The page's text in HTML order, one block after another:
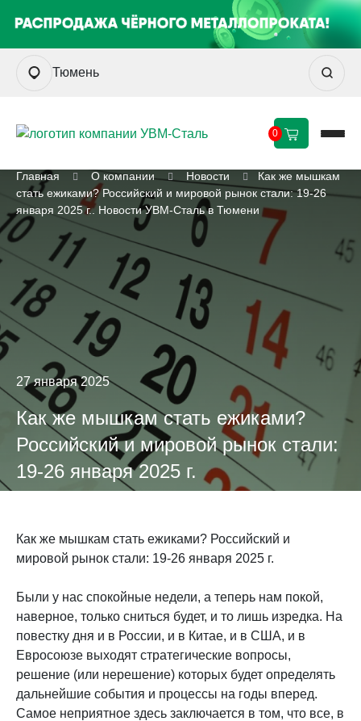
Тюмень
0
Главная О компании Новости
Как же мышкам
стать ежиками? Российский и мировой рынок стали: 19-26
января 2025 г.. Новости УВМ-Сталь в Тюмени
27 января 2025
Как же мышкам стать ежиками?
Российский и мировой рынок стали:
19-26 января 2025 г.
Как же мышкам стать ежиками? Российский и
мировой рынок стали: 19-26 января 2025 г.
Были у нас спокойные недели, а теперь нам покой,
наверное, только сниться будет, и то лишь изредка. На
повестку дня и в России, и в Китае, и в США, и в
Евросоюзе выходят стратегические вопросы,
решение (или нерешение) которых будет определять
дальнейшие события и процессы на годы вперед.
Самое неприятное здесь заключается в том, что все, в